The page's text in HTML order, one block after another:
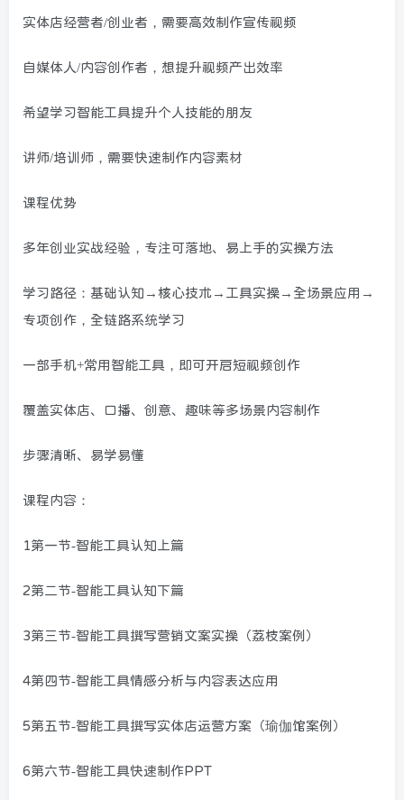
实体店经营者/创业者，需要高效制作宣传视频
自媒体人/内容创作者，想提升视频产出效率
希望学习智能工具提升个人技能的朋友
讲师/培训师，需要快速制作内容素材
课程优势
多年创业实战经验，专注可落地、易上手的实操方法
学习路径：基础认知→核心技术→工具实操→全场景应用→
专项创作，全链路系统学习
一部手机+常用智能工具，即可开启短视频创作
覆盖实体店、口播、创意、趣味等多场景内容制作
步骤清晰、易学易懂
课程内容：
1第一节-智能工具认知上篇
2第二节-智能工具认知下篇
3第三节-智能工具撰写营销文案实操（荔枝案例）
4第四节-智能工具情感分析与内容表达应用
5第五节-智能工具撰写实体店运营方案（瑜伽馆案例）
6第六节-智能工具快速制作PPT